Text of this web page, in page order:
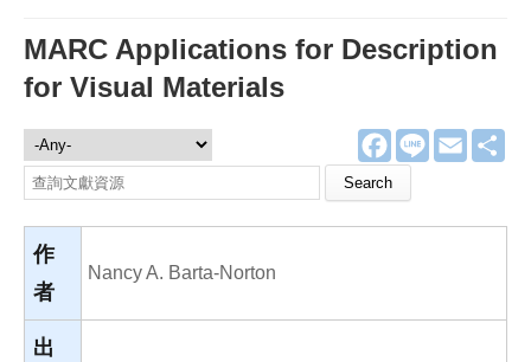
MARC Applications for Description
for Visual Materials
F
a
e
o
L
E
m
文獻資源
Search this site
作
者
Nancy A. Barta-Norton
出